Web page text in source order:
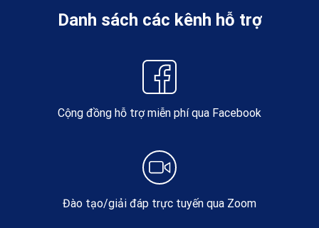
Danh sách các kênh hỗ trợ
Cộng đồng hỗ trợ miễn phí qua Facebook
Đào tạo/giải đáp trực tuyến qua Zoom